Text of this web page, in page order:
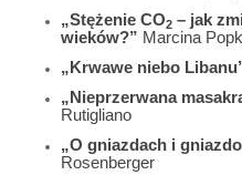
„Stężenie CO2 – jak
wieków?” Marcina
„Krwawe niebo
„Nieprzerwana
Rutigliano
„O gniazdach i
Rosenberger